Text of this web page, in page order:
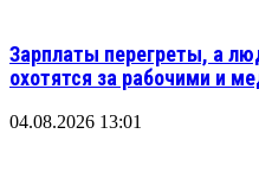
Зарплаты перегреты, а
охотятся за рабочими и
04.08.2026 13:01